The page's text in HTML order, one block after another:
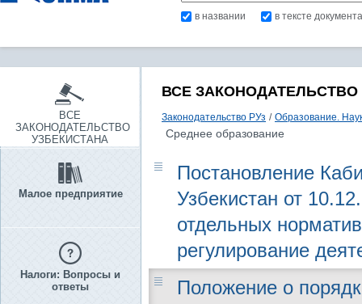
в названии в тексте документа
ВСЕ
ЗАКОНОДАТЕЛЬСТВО
УЗБЕКИСТАНА
Малое предприятие
Налоги: Вопросы и
ответы
ВСЕ ЗАКОНОДАТЕЛЬСТВО
Законодательство РУз / Образование.
Среднее образование
Постановление
Узбекистан от
отдельных
регулирование
Положение о